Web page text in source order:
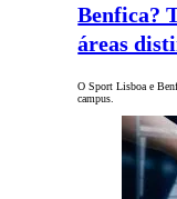
Benfica?
áreas
O Sport Lisboa e
campus.